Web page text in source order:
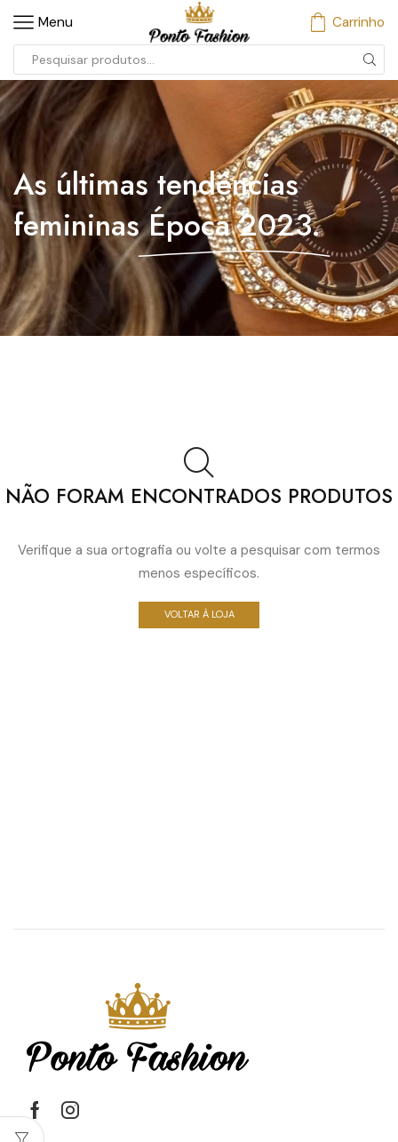
Menu Carrinho
As últimas tendências
femininasÉpoca 2023.
NÃO FORAM ENCONTRADOS PRODUTOS
Verifique a sua ortografia ou volte a pesquisar com termos
menos específicos.
VOLTAR À LOJA